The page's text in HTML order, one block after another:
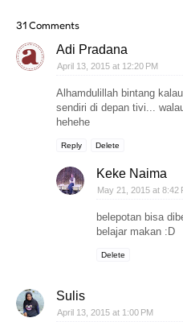
31 Comments
Adi Pradana
April 13, 2015 at 12:20 PM
Alhamdulillah bintang
sendiri di depan tivi...
hehehe
Reply Delete
Keke Naima
May 21, 2015 at 8:42
belepotan bisa
belajar makan :D
Delete
Sulis
April 13, 2015 at 1:00 PM